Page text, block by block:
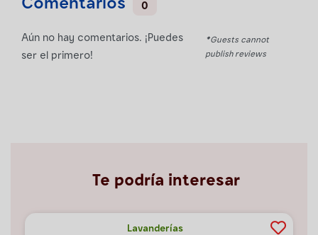
Comentarios 0
Aún no hay comentarios. ¡Puedes
ser el primero!
*Guests cannot
publish reviews
Te podría interesar
Lavanderías